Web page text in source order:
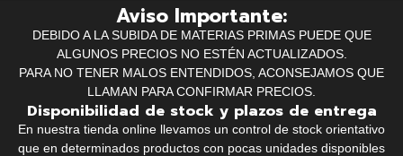
Aviso Importante:
DEBIDO A LA SUBIDA DE MATERIAS PRIMAS PUEDE QUE
ALGUNOS PRECIOS NO ESTÉN ACTUALIZADOS.
PARA NO TENER MALOS ENTENDIDOS, ACONSEJAMOS QUE
LLAMAN PARA CONFIRMAR PRECIOS.
Disponibilidad de stock y plazos de entrega
En nuestra tienda online llevamos un control de stock orientativo
que en determinados productos con pocas unidades disponibles